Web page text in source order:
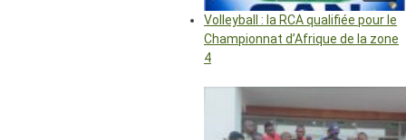
Volleyball : la RCA qualifiée pour le
Championnat d’Afrique de la zone
4